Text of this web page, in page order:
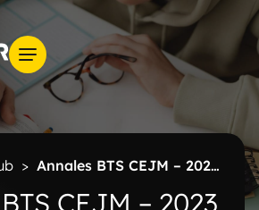
> Annales BTS CEJM – 2023
CEJM – 2023